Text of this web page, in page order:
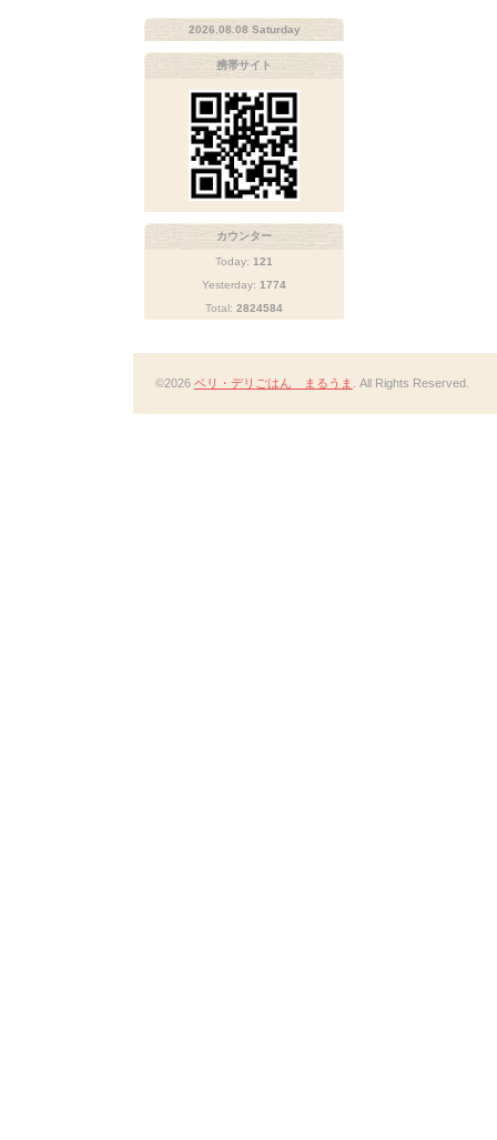
2026.08.08 Saturday
携帯サイト
カウンター
Today: 121
Yesterday: 1774
Total: 2824584
©2026 ベリ・デリごはん まるうま . All Rights Reserved.